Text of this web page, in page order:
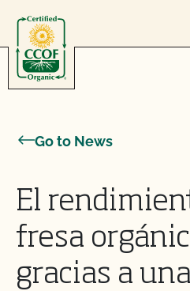
Go to News
El
fresa
gracias a